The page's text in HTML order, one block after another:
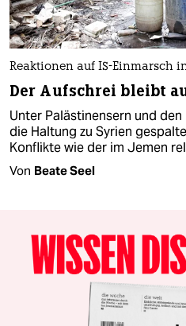
Reaktionen auf IS-Einmarsch
Der Aufschrei bleibt
Unter Palästinensern und
die Haltung zu Syrien
Konflikte wie der im Jemen
Von Beate Seel